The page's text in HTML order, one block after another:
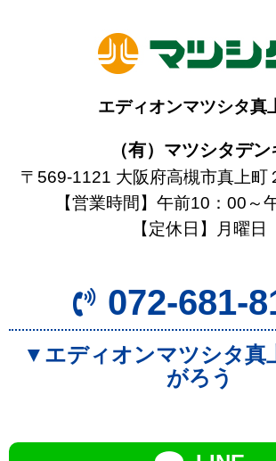
エディオンマツシタ真
（有）マツシタデン
〒569-1121 大阪府高槻市真上町
【営業時間】午前10：00～
【定休日】月曜日
072-681-
▼エディオンマツシタ真
がろう